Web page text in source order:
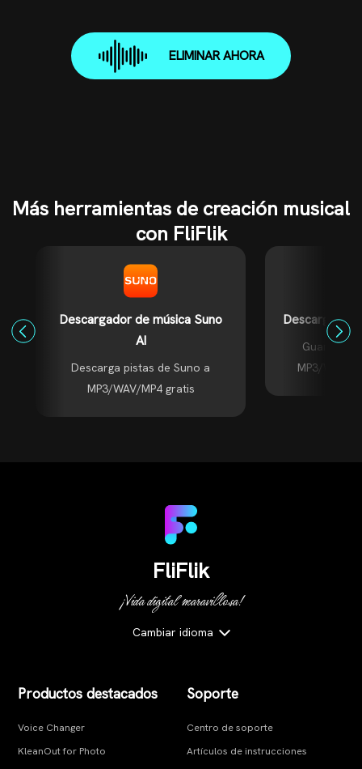
ELIMINAR AHORA
Más herramientas de creación musical
con FliFlik
Descargador de música Suno
AI
Descarga pistas de Suno a
MP3/WAV/MP4 gratis
Descargador
Guarda
MP3/WAV/
FliFlik
¡Vida digital maravillosa!
Cambiar idioma
Productos destacados
Voice Changer
KleanOut for Photo
Soporte
Centro de soporte
Artículos de instrucciones